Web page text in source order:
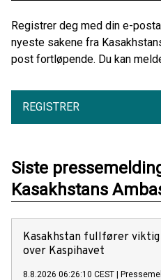
Registrer deg med din e-
nyeste sakene fra
post fortløpende. Du kan
REGISTRER
Siste
Kasakhstans
Kasakhstan fullfører
over Kaspihavet
8.8.2026 06:26:10 CEST